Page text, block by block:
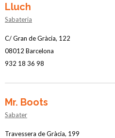
Lluch
Sabateria
C/ Gran de Gràcia, 122
08012 Barcelona
932 18 36 98
Mr. Boots
Sabater
Travessera de Gràcia, 199